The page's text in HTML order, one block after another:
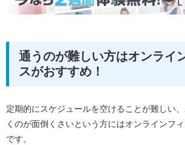
通うのが難しい方はオンライ
スがおすすめ！
定期的にスケジュールを空けることが難しい
くのが面倒くさいという方にはオンラインフ
です。